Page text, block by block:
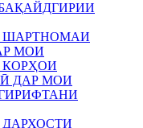
ШАРТНОМАИ
МОИ
КОРҲОИ
ДАР МОИ
ДАРХОСТИ